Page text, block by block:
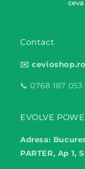
Contact
✉️
📞 0768 187 053
EVOLVE
Adresa:
PARTER, Ap 1,